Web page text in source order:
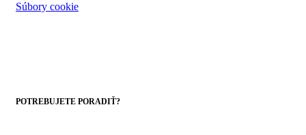
Súbory cookie
POTREBUJETE PORADIŤ?